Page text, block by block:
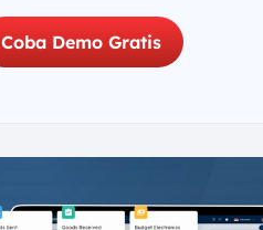
Coba Demo Gratis